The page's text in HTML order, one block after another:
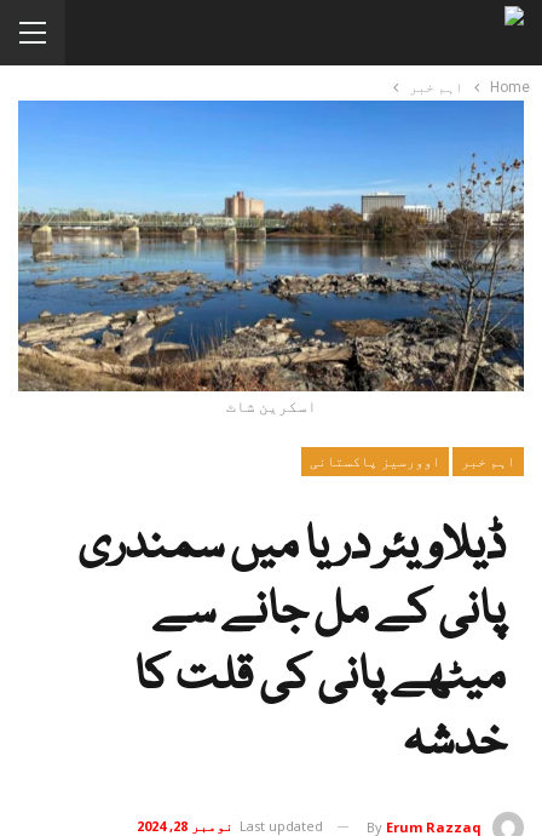
Home اہم خبر
اسکرین شاٹ
اہم خبر اوورسیز پاکستانی
ڈیلاویئر دریا میں سمندری
پانی کے مل جانے سے
میٹھے پانی کی قلت کا
خدشہ
By Erum Razzaq
Last updated نومبر 28, 2024